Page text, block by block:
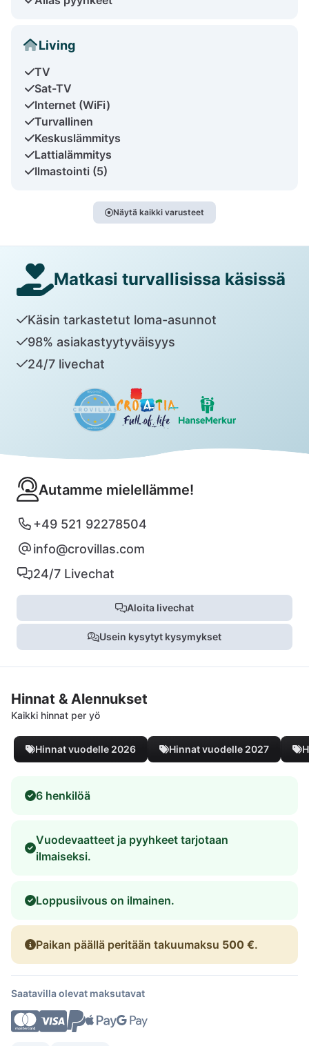
Living
TV
Sat-TV
Internet (WiFi)
Turvallinen
Keskuslämmitys
Lattialämmitys
Ilmastointi (5)
Näytä kaikki varusteet
Matkasi turvallisissa käsissä
Käsin tarkastetut loma-asunnot
98% asiakastyytyväisyys
24/7 livechat
Autamme mielellämme!
+49 521 92278504
info@crovillas.com
24/7 Livechat
Aloita livechat
Usein kysytyt kysymykset
Hinnat & Alennukset
Kaikki hinnat per yö
Hinnat vuodelle 2026 Hinnat vuodelle 2027
6 henkilöä
Vuodevaatteet ja pyyhkeet tarjotaan
ilmaiseksi.
Loppusiivous on ilmainen.
Paikan päällä peritään takuumaksu 500 €.
Saatavilla olevat maksutavat